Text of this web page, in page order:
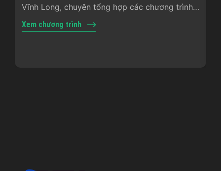
Vĩnh Long, chuyên tổng hợp các chương trình
giải trí trong và ngoài nước
Xem chương trình